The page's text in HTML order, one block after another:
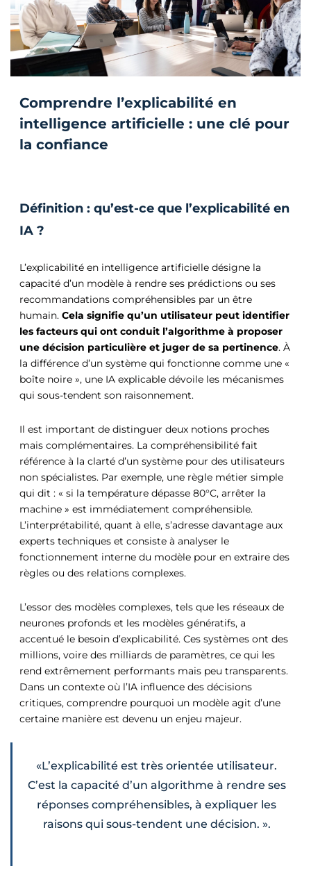
Comprendre l’explicabilité en
intelligence artificielle : une clé pour
la confiance
Définition : qu’est-ce que l’explicabilité en
IA ?
L’explicabilité en intelligence artificielle désigne la
capacité d’un modèle à rendre ses prédictions ou ses
recommandations compréhensibles par un être
humain. Cela signifie qu’un utilisateur peut identifier
les facteurs qui ont conduit l’algorithme à proposer
une décision particulière et juger de sa pertinence. À
la différence d’un système qui fonctionne comme une «
boîte noire », une IA explicable dévoile les mécanismes
qui sous-tendent son raisonnement.
Il est important de distinguer deux notions proches
mais complémentaires. La compréhensibilité fait
référence à la clarté d’un système pour des utilisateurs
non spécialistes. Par exemple, une règle métier simple
qui dit : « si la température dépasse 80°C, arrêter la
machine » est immédiatement compréhensible.
L’interprétabilité, quant à elle, s’adresse davantage aux
experts techniques et consiste à analyser le
fonctionnement interne du modèle pour en extraire des
règles ou des relations complexes.
L’essor des modèles complexes, tels que les réseaux de
neurones profonds et les modèles génératifs, a
accentué le besoin d’explicabilité. Ces systèmes ont des
millions, voire des milliards de paramètres, ce qui les
rend extrêmement performants mais peu transparents.
Dans un contexte où l’IA influence des décisions
critiques, comprendre pourquoi un modèle agit d’une
certaine manière est devenu un enjeu majeur.
«L’explicabilité est très orientée utilisateur.
C’est la capacité d’un algorithme à rendre ses
réponses compréhensibles, à expliquer les
raisons qui sous-tendent une décision. ».